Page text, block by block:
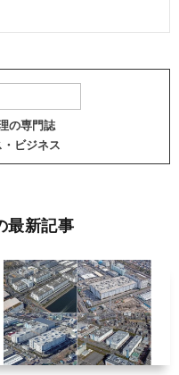
の専門誌
ビジネス
最新記事